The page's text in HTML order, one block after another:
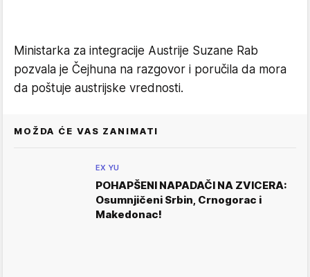
Ministarka za integracije Austrije Suzane Rab
pozvala je Čejhuna na razgovor i poručila da mora
da poštuje austrijske vrednosti.
MOŽDA ĆE VAS ZANIMATI
EX YU
POHAPŠENI NAPADAČI NA ZVICERA:
Osumnjičeni Srbin, Crnogorac i
Makedonac!